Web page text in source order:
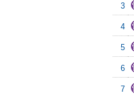
3
4
5
6
7